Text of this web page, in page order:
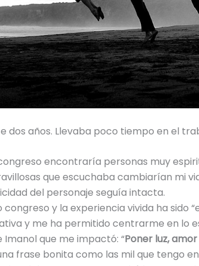
dos años. Llevaba poco tiempo en el
encontraría personas muy
que escuchaba cambiarían mi
del personaje seguía intacta.
congreso y la experiencia vivida ha sido
y me ha permitido centrarme en lo
que me impactó: “Poner luz,
frase bonita como las mil que tengo